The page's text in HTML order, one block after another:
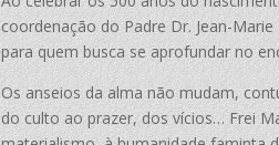
coordenação do Padre Dr. Jean-
para quem busca se aprofundar no
Os anseios da alma não mudam,
do culto ao prazer, dos vícios… Frei